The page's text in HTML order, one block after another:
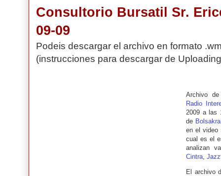
Consultorio Bursatil Sr.
09-09
Podeis descargar el archivo en formato
(instrucciones para descargar de
Archivo
Radio
2009 a las
de
en el video
cual es el
analizan
Cintra,
El archivo